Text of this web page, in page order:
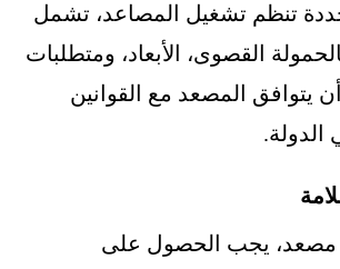
تنظم تشغيل المصاعد، تشمل
القصوى، الأبعاد، ومتطلبات
يتوافق المصعد مع القوانين
الدولة.
مصعد، يجب الحصول على